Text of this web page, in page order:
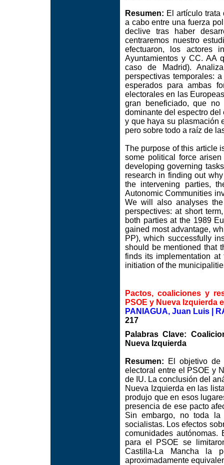
Resumen: El artículo trata
a cabo entre una fuerza
declive tras haber
centraremos nuestro
efectuaron, los actores
Ayuntamientos y CC. AA
caso de Madrid).
perspectivas temporales:
esperados para ambas
electorales en las
gran beneficiado, que
dominante del espectro
y que haya su plasmación
pero sobre todo a raíz de
The purpose of this article
some political force
developing governing
research in finding out
the intervening parties,
Autonomic Communities
We will also analyses
perspectives: at short
both parties at the 1989
gained most advantage,
PP), which successfully
should be mentioned that
finds its implementation
initiation of the
Pactos, coaliciones y
PSOE y Nueva Izquierda
PANIAGUA, Juan Luis |
217
Palabras Clave:
Nueva Izquierda
Resumen: El objetivo de
electoral entre el PSOE y
de IU. La conclusión del
Nueva Izquierda en las
produjo que en esos
presencia de ese pacto
Sin embargo, no toda
socialistas. Los efectos
comunidades
para el PSOE se
Castilla-La Mancha la
aproximadamente